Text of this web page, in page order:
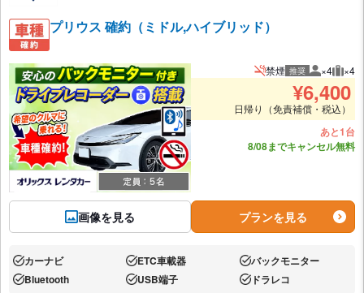
プリウス 確約（ミドル,ハイブリッド）
画像を見る
禁煙 推奨 推奨人数
×4 推
×4
¥6,400
日帰り（免責補償・税込）
あと1台
8/08までキャンセル無料
プランを見る
あり:カーナビ あり:ETC車載器 あり:バックモニター
あり:Bluetooth あり:USB端子 あり:ドラレコ